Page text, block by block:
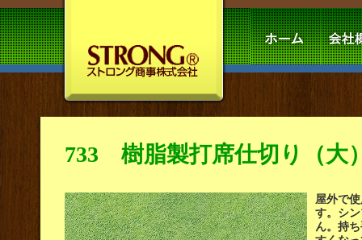
733 樹脂製打席仕切り（大
屋外で
す。シ
ん。持